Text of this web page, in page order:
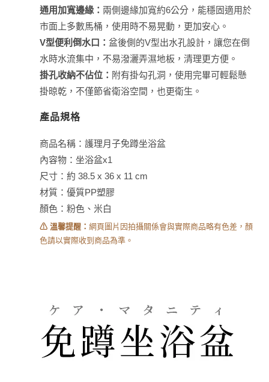
通用加寬邊緣： 兩側邊緣加寬約6公分，能穩固適用於
市面上多數馬桶，使用時不易晃動，更加安心。
V型便利倒水口： 盆後側的V型出水孔設計，讓您在倒
水時水流集中，不易潑灑弄濕地板，清理更方便。
掛孔收納不佔位： 附有掛勾孔洞，使用完畢可輕鬆懸
掛晾乾，不僅節省衛浴空間，也更衛生。
產品規格
商品名稱：護理月子免蹲坐浴盆
內容物：坐浴盆x1
尺寸：約 38.5 x 36 x 11 cm
材質：優質PP塑膠
顏色：粉色、米白
⚠ 溫馨提醒： 網頁圖片因拍攝關係會與實際商品略有色差，顏
色請以實際收到商品為準。